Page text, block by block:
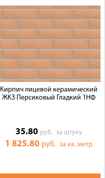
Кирпич лицевой керамический
ЖКЗ Персиковый Гладкий 1НФ
35.80 руб. за штуку
1 825.80 руб.за кв. метр